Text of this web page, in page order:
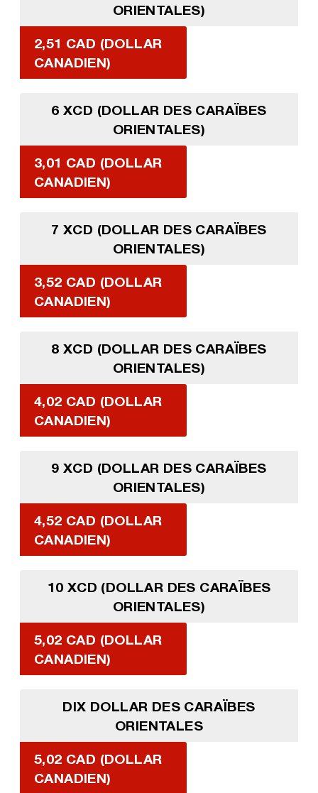
ORIENTALES)
2,51 CAD (DOLLAR
CANADIEN)
6 XCD (DOLLAR DES CARAÏBES
ORIENTALES)
3,01 CAD (DOLLAR
CANADIEN)
7 XCD (DOLLAR DES CARAÏBES
ORIENTALES)
3,52 CAD (DOLLAR
CANADIEN)
8 XCD (DOLLAR DES CARAÏBES
ORIENTALES)
4,02 CAD (DOLLAR
CANADIEN)
9 XCD (DOLLAR DES CARAÏBES
ORIENTALES)
4,52 CAD (DOLLAR
CANADIEN)
10 XCD (DOLLAR DES CARAÏBES
ORIENTALES)
5,02 CAD (DOLLAR
CANADIEN)
DIX DOLLAR DES CARAÏBES
ORIENTALES
5,02 CAD (DOLLAR
CANADIEN)